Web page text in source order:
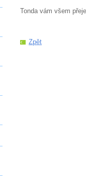
Tonda vám všem
Zpět